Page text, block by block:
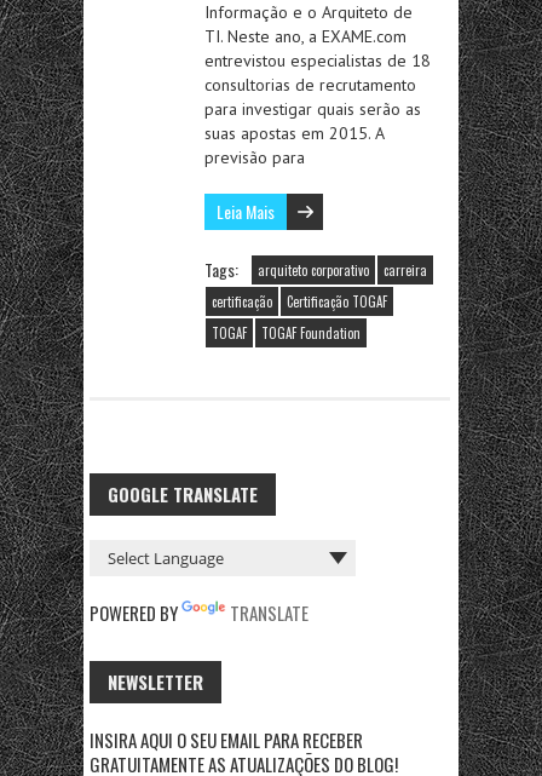
Informação e o Arquiteto de
TI. Neste ano, a EXAME.com
entrevistou especialistas de 18
consultorias de recrutamento
para investigar quais serão as
suas apostas em 2015. A
previsão para
Leia Mais
Tags: arquiteto corporativo
carreira
certificação
Certificação TOGAF
TOGAF
TOGAF Foundation
GOOGLE TRANSLATE
POWERED BY TRANSLATE
NEWSLETTER
INSIRA AQUI O SEU EMAIL PARA RECEBER
GRATUITAMENTE AS ATUALIZAÇÕES DO BLOG!